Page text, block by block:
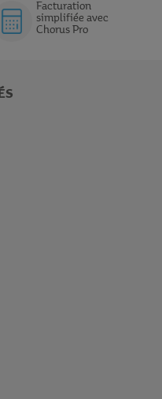
Facturation
simplifiée avec
Chorus Pro